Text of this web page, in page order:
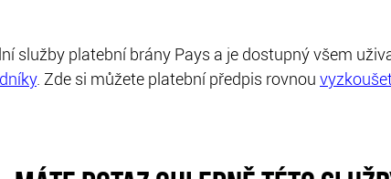
služby platební brány Pays a je dostupný všem
. Zde si můžete platební předpis rovnou